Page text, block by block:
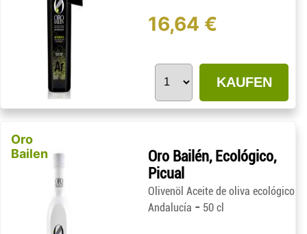
16,64 €
KAUFEN
Oro
Bailen
Oro Bailén, Ecológico,
Picual
Olivenöl Aceite de oliva ecológico
Andalucía - 50 cl